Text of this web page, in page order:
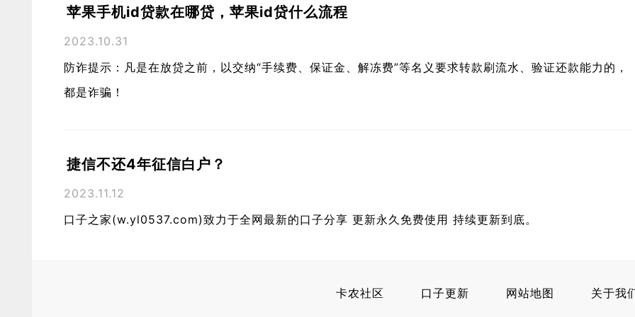
苹果手机id贷款在哪贷，苹果id贷什么流程
2023.10.31
防诈提示：凡是在放贷之前，以交纳“手续费、保证金、解冻费”等名义要求转款刷流水、验证还款能力的，
都是诈骗！
捷信不还4年征信白户？
2023.11.12
口子之家(w.yl0537.com)致力于全网最新的口子分享 更新永久免费使用 持续更新到底。
关于我
网站地图
口子更新
卡农社区